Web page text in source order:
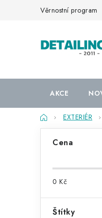
Věrnostní program
AKCE
DomůEXTERIÉR
t
Cena
0 Kč
Štítky